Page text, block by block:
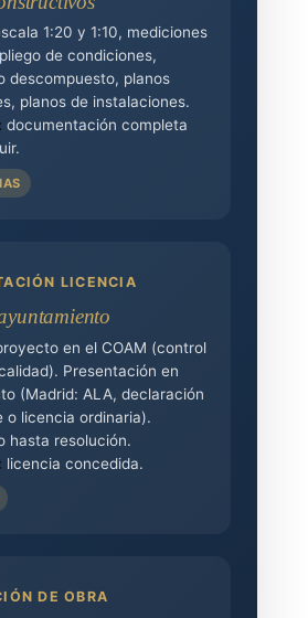
1:20 y 1:10, mediciones
de condiciones,
descompuesto, planos
planos de instalaciones.
documentación completa
LICENCIA
en el COAM (control
Presentación en
(Madrid: ALA, declaración
o licencia ordinaria).
hasta resolución.
licencia concedida.
DE OBRA